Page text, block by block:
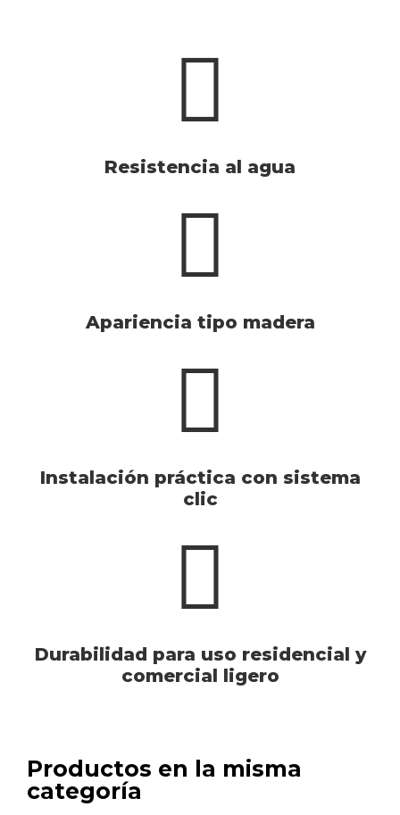
Resistencia al agua
Apariencia tipo madera
Instalación práctica con sistema
clic
Durabilidad para uso residencial y
comercial ligero
Productos en la misma
categoría